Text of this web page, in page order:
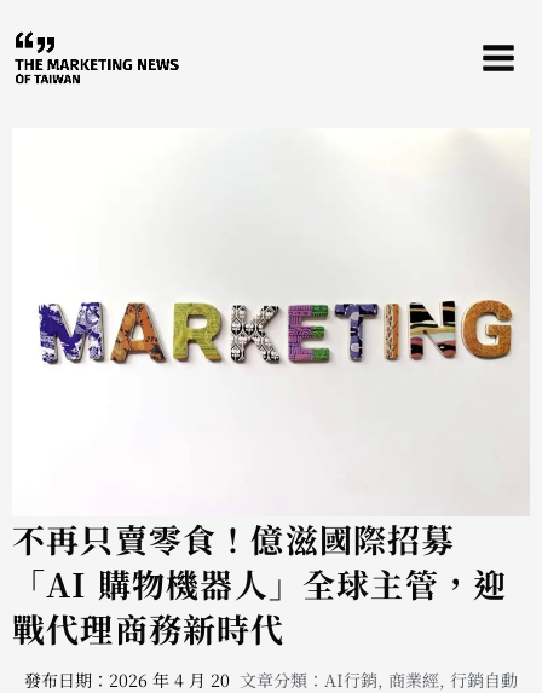
至
主
不再只賣零食！億滋國際招募
「AI 購物機器人」全球主管，迎
戰代理商務新時代
發布日期：2026 年 4 月 20 文章分類： AI行銷, 商業經, 行銷自動